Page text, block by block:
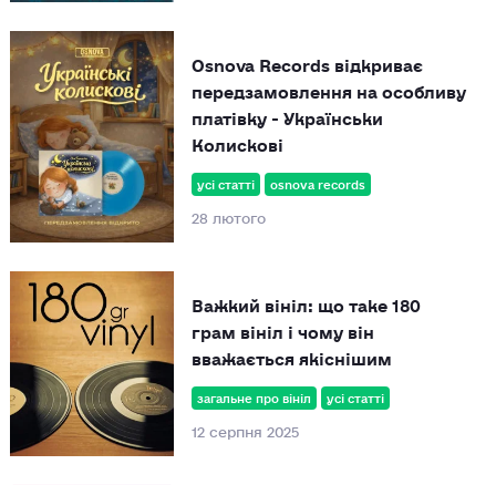
усі статті osnova records
28 лютого
Osnova Records відкриває
передзамовлення на особливу
платівку - Українськи
Колискові
загальне про вініл усі статті
12 серпня 2025
Важкий вініл: що таке 180
грам вініл і чому він
вважається якіснішим